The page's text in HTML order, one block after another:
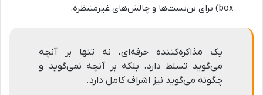
box) برای بن‌بست‌ها و چالش‌های غیرمنتظره.
یک مذاکره‌کننده حرفه‌ای، نه تنها بر آنچه
می‌گوید تسلط دارد، بلکه بر آنچه نمی‌گوید و
چگونه می‌گوید نیز اشراف کامل دارد.